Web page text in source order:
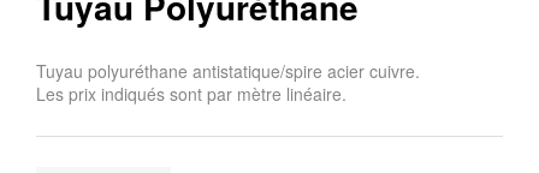
Tuyau polyuréthane antistatique/spire acier cuivre.
Les prix indiqués sont par mètre linéaire.